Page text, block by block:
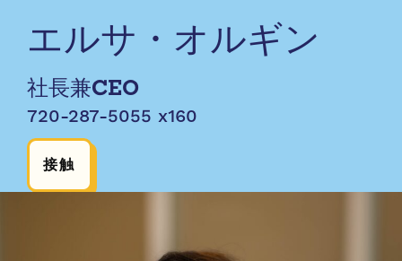
エルサ・オルギン
社長兼CEO
720-287-5055 x160
接触